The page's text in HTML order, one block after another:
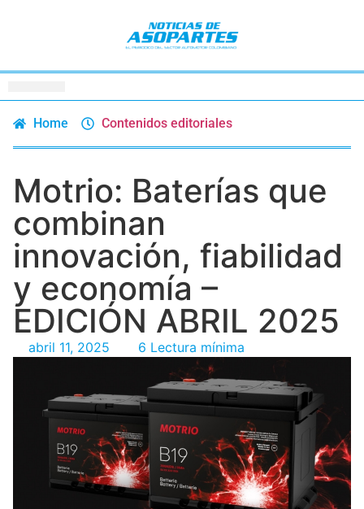
Home Contenidos editoriales
Motrio: Baterías que
combinan
innovación, fiabilidad
y economía –
EDICIÓN ABRIL 2025
abril 11, 2025 6 Lectura mínima